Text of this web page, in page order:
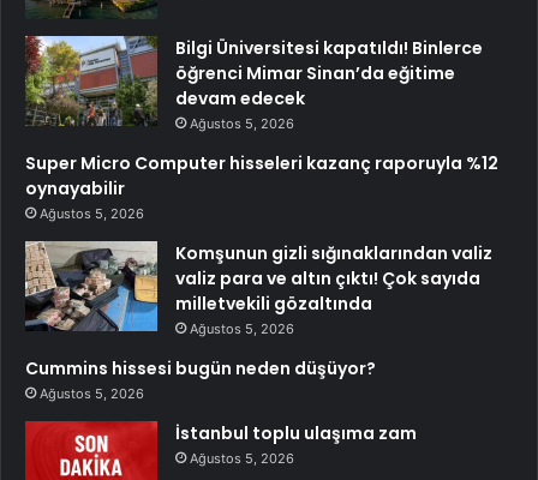
Bilgi Üniversitesi kapatıldı! Binlerce
öğrenci Mimar Sinan’da eğitime
devam edecek
Ağustos 5, 2026
Super Micro Computer hisseleri kazanç raporuyla %12
oynayabilir
Ağustos 5, 2026
Komşunun gizli sığınaklarından valiz
valiz para ve altın çıktı! Çok sayıda
milletvekili gözaltında
Ağustos 5, 2026
Cummins hissesi bugün neden düşüyor?
Ağustos 5, 2026
İstanbul toplu ulaşıma zam
Ağustos 5, 2026